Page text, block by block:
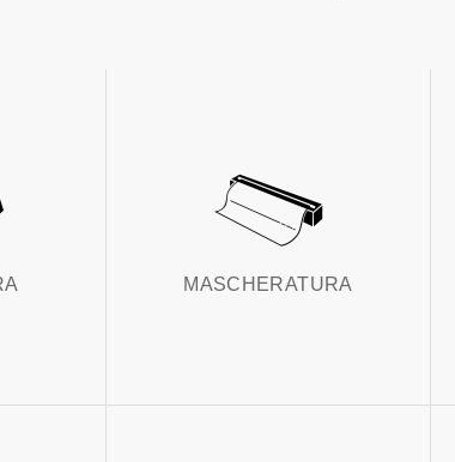
MASCHERATURA